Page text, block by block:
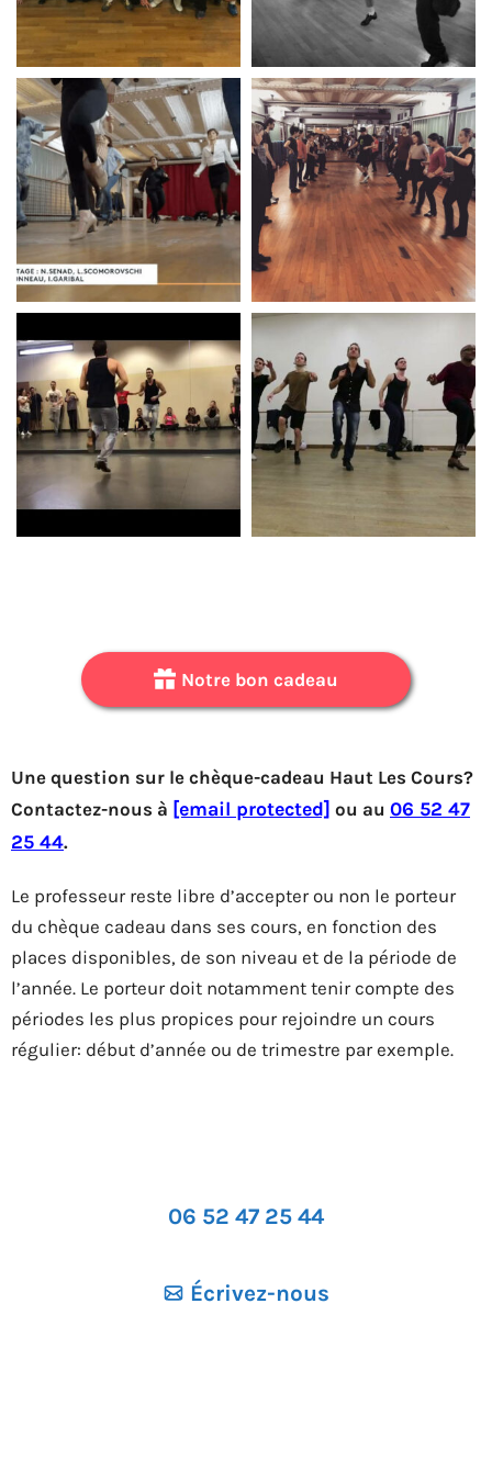
Notre bon cadeau
Une question sur le chèque-cadeau Haut Les Cours?
Contactez-nous à [email protected] ou au 06 52 47
25 44.
Le professeur reste libre d’accepter ou non le porteur
du chèque cadeau dans ses cours, en fonction des
places disponibles, de son niveau et de la période de
l’année. Le porteur doit notamment tenir compte des
périodes les plus propices pour rejoindre un cours
régulier: début d’année ou de trimestre par exemple.
06 52 47 25 44
Écrivez-nous